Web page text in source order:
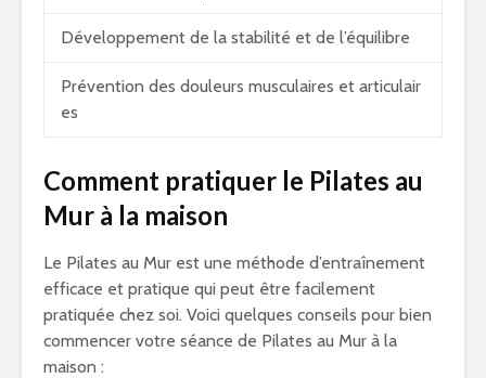
Développement de la stabilité et de l’équilibre
Prévention des douleurs musculaires et articulair
es
Comment pratiquer le Pilates au
Mur à la maison
Le Pilates au Mur est une méthode d’entraînement
efficace et pratique qui peut être facilement
pratiquée chez soi. Voici quelques conseils pour bien
commencer votre séance de Pilates au Mur à la
maison :